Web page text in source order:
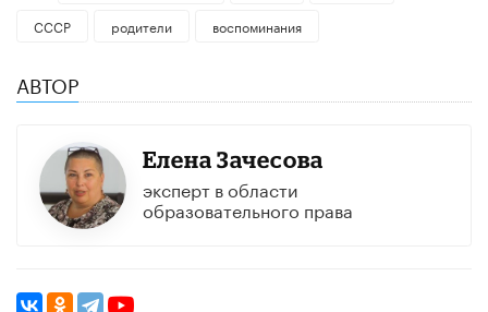
СССР
родители воспоминания
АВТОР
Елена Зачесова
эксперт в области
образовательного права